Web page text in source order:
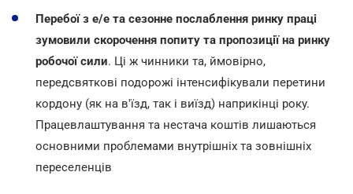
Перебої з е/е та сезонне послаблення ринку праці
зумовили скорочення попиту та пропозиції на ринку
робочої сили. Ці ж чинники та, ймовірно,
передсвяткові подорожі інтенсифікували перетини
кордону (як на в'їзд, так і виїзд) наприкінці року.
Працевлаштування та нестача коштів лишаються
основними проблемами внутрішніх та зовнішніх
переселенців